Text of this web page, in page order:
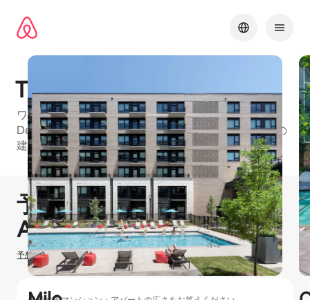
Theo
ワンルーム、寝室：1、寝室：2のお部屋がある、
DenverのAirbnbフレンドリーマンション・アパートの
建物
0件中0件表示
1 / 23
予想ホスティング収⁠入¥0
Airbnbでのホ⁠ス⁠テ⁠ィ⁠ン⁠グ
予想ホスティング収入の計算方法を確認する